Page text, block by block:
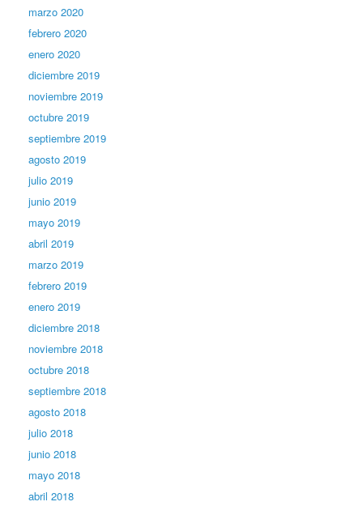
marzo 2020
febrero 2020
enero 2020
diciembre 2019
noviembre 2019
octubre 2019
septiembre 2019
agosto 2019
julio 2019
junio 2019
mayo 2019
abril 2019
marzo 2019
febrero 2019
enero 2019
diciembre 2018
noviembre 2018
octubre 2018
septiembre 2018
agosto 2018
julio 2018
junio 2018
mayo 2018
abril 2018